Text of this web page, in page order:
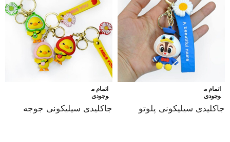
اتمام م
وجودی
جاکلیدی سیلیکونی پلوتو
اتمام م
وجودی
جاکلیدی سیلیکونی جوجه